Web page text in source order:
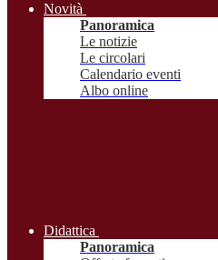
Novità
Panoramica
Le notizie
Le circolari
Calendario eventi
Albo online
Didattica
Panoramica